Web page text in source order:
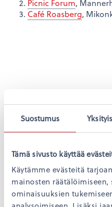
Suostumus
Tämä sivusto käyttää
Käytämme evästeitä
mainosten räätälöimiseen,
ominaisuuksien
Picnic Forum,
Café Roasberg,